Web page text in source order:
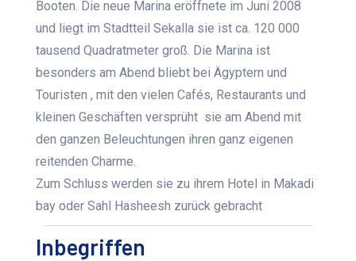
Booten. Die neue Marina eröffnete im Juni 2008
und liegt im Stadtteil Sekalla sie ist ca. 120 000
tausend Quadratmeter groß. Die Marina ist
besonders am Abend bliebt bei Ägyptern und
Touristen , mit den vielen Cafés, Restaurants und
kleinen Geschäften versprüht sie am Abend mit
den ganzen Beleuchtungen ihren ganz eigenen
reitenden Charme.
Zum Schluss werden sie zu ihrem Hotel in Makadi
bay oder Sahl Hasheesh zurück gebracht
Inbegriffen